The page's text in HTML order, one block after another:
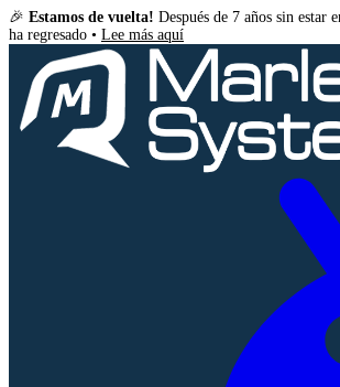
🎉 Estamos de vuelta! Después de 7 años sin estar
ha regresado • Lee más aquí